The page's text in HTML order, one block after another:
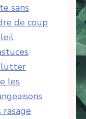
sans
de coup
lutter
les
rasage